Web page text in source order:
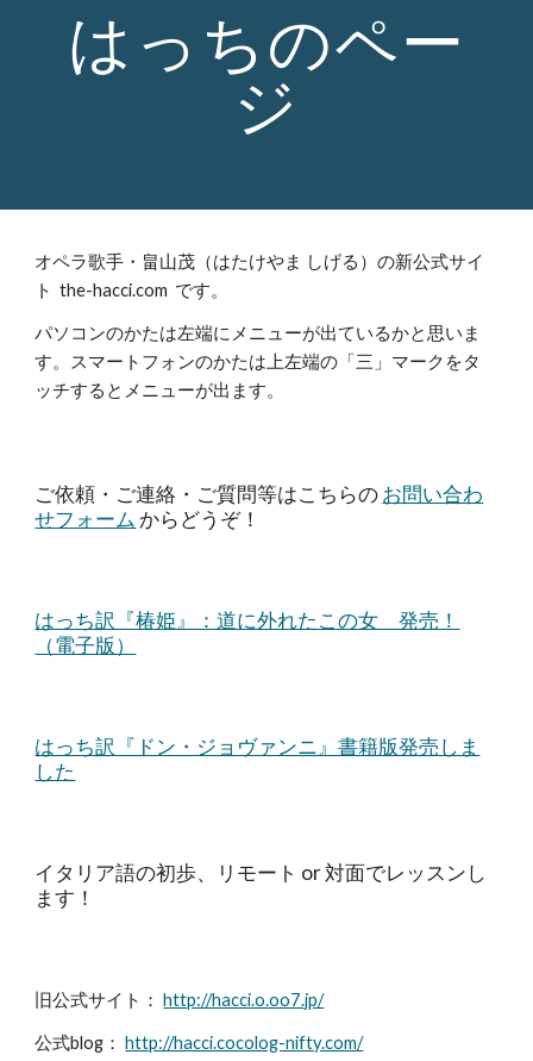
はっちのペー
ジ
オペラ歌手・畠山茂（はたけやま しげる）の新公式サイ
ト the-hacci.com です。
パソコンのかたは左端にメニューが出ているかと思いま
す。スマートフォンのかたは上左端の「三」マークをタ
ッチするとメニューが出ます。
ご依頼・ご連絡・ご質問等はこちらのお問い合わ
せフォーム からどうぞ！
はっち訳『椿姫』：道に外れたこの女 発売！
（電子版）
はっち訳『ドン・ジョヴァンニ』書籍版発売しま
した
イタリア語の初歩、リモート or 対面でレッスンし
ます！
旧公式サイト：http://hacci.o.oo7.jp/
公式blog：http://hacci.cocolog-nifty.com/